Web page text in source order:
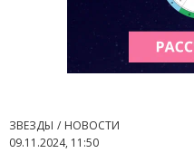
ЗВЕЗДЫ
НОВОСТИ
09.11.2024, 11:50